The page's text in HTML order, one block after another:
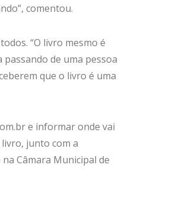
comentou.
“O livro mesmo é
de uma pessoa
que o livro é uma
e informar onde vai
junto com a
Câmara Municipal de